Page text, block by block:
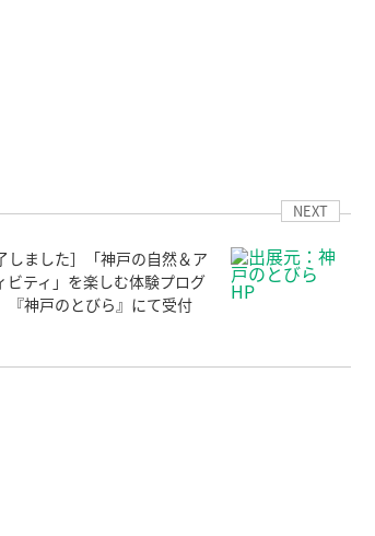
NEXT
しました］「神戸の自然＆ア
ビティ」を楽しむ体験プログ
神戸のとびら』にて受付